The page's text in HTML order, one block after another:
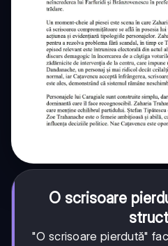
O scrisoare
"O scrisoare pierdută"